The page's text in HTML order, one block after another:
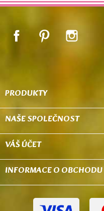
FacebookPinterest
PRODUKTY
NAŠE SPOLEČNOST
VÁŠ ÚČET
INFORMACE O OBCHODU